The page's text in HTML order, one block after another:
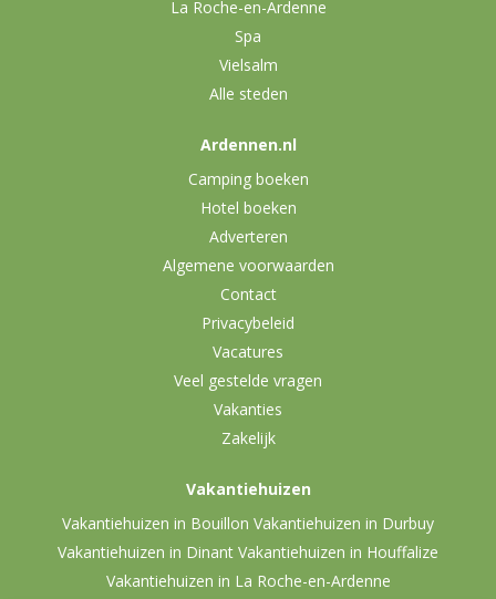
La Roche-en-Ardenne
Spa
Vielsalm
Alle steden
Ardennen.nl
Camping boeken
Hotel boeken
Adverteren
Algemene voorwaarden
Contact
Privacybeleid
Vacatures
Veel gestelde vragen
Vakanties
Zakelijk
Vakantiehuizen
Vakantiehuizen in Bouillon Vakantiehuizen in Durbuy
Vakantiehuizen in Dinant Vakantiehuizen in Houffalize
Vakantiehuizen in La Roche-en-Ardenne